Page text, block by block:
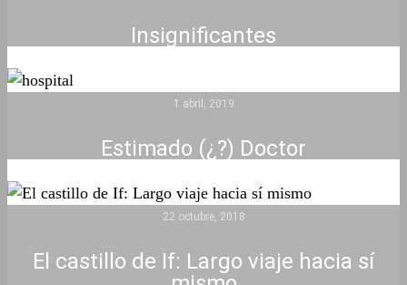
Insignificantes
1 abril, 2019
Estimado (¿?) Doctor
22 octubre, 2018
El castillo de If: Largo viaje hacia sí